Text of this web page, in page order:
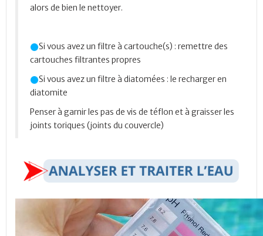
alors de bien le nettoyer.
Si vous avez un filtre à cartouche(s) : remettre des
cartouches filtrantes propres
Si vous avez un filtre à diatomées : le recharger en
diatomite
Penser à garnir les pas de vis de téflon et à graisser les
joints toriques (joints du couvercle)